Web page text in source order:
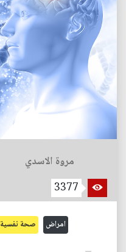
مروة الاسدي
3377
امراض صحة نفسية